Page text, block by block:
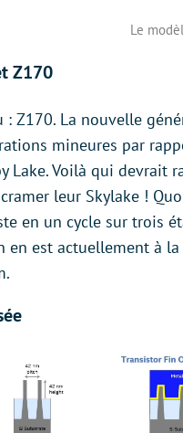
Le
Z170
: Z170. La nouvelle
mineures par
Lake. Voilà qui
leur Skylake !
en un cycle sur trois
en est actuellement à